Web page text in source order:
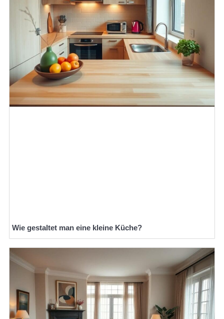
Wie gestaltet man eine kleine Küche?